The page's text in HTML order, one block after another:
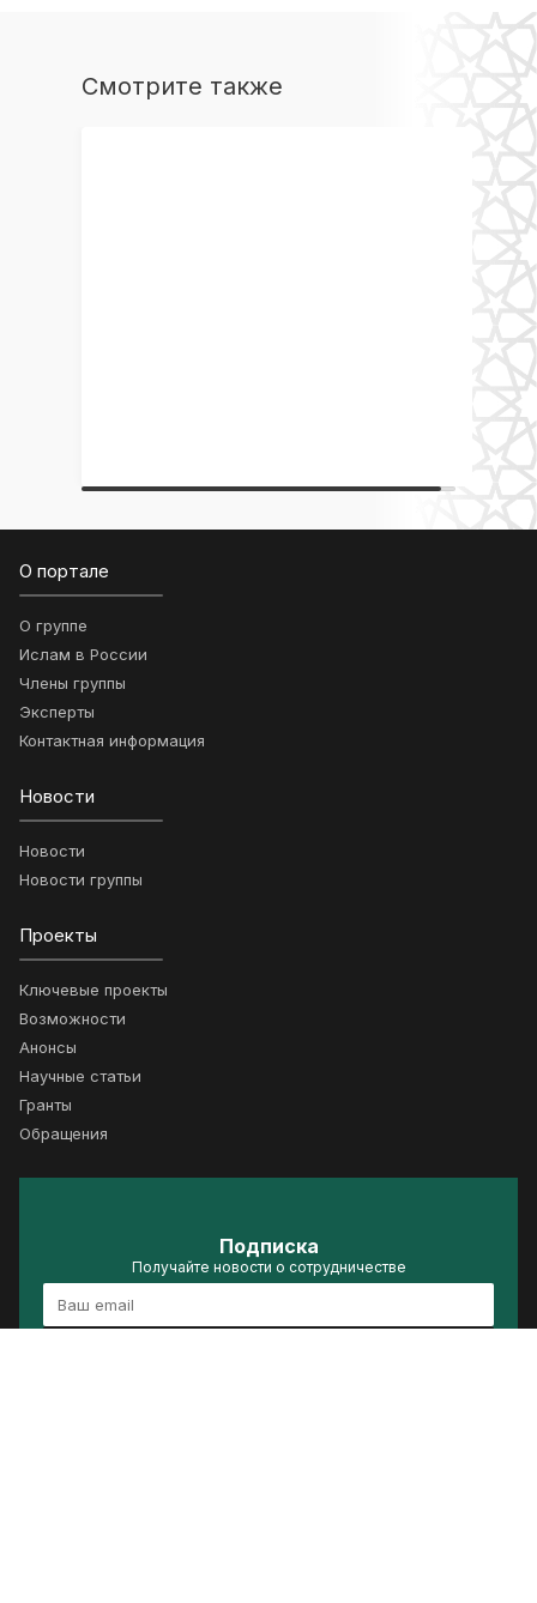
Смотрите также
О портале
О группе
Ислам в России
Члены группы
Эксперты
Контактная информация
Новости
Новости
Новости группы
Проекты
Ключевые проекты
Возможности
Анонсы
Научные статьи
Гранты
Обращения
Подписка
Получайте новости о сотрудничестве